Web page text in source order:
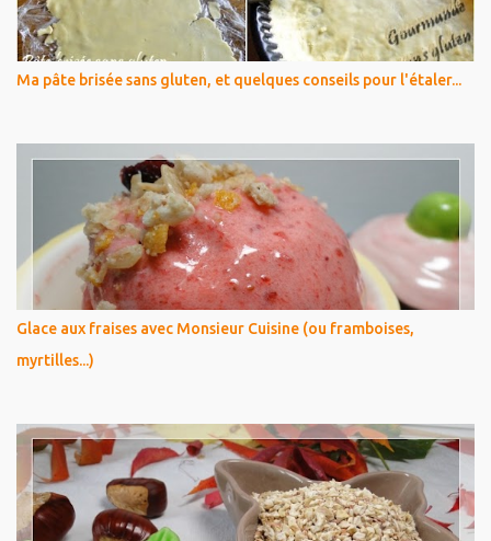
Ma pâte brisée sans gluten, et quelques conseils pour l'étaler...
Glace aux fraises avec Monsieur Cuisine (ou framboises,
myrtilles...)